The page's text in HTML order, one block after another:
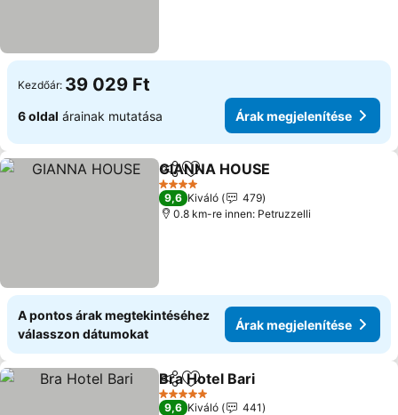
Kezdőár: 39 029 Ft
6 oldal árainak mutatása Árak megjelenítése
MegosztásHozzáadás a kedvencekhez
GIANNA HOUSE
4 Kategória
9,6 Kiváló
479
0.8 km-re innen: Petruzzelli
A pontos árak megtekintéséhez
válasszon dátumokat
Árak megjelenítése
Megosztás
Hozzáadás a kedvencekhez
Bra Hotel Bari
5 Kategória
9,6 Kiváló
441